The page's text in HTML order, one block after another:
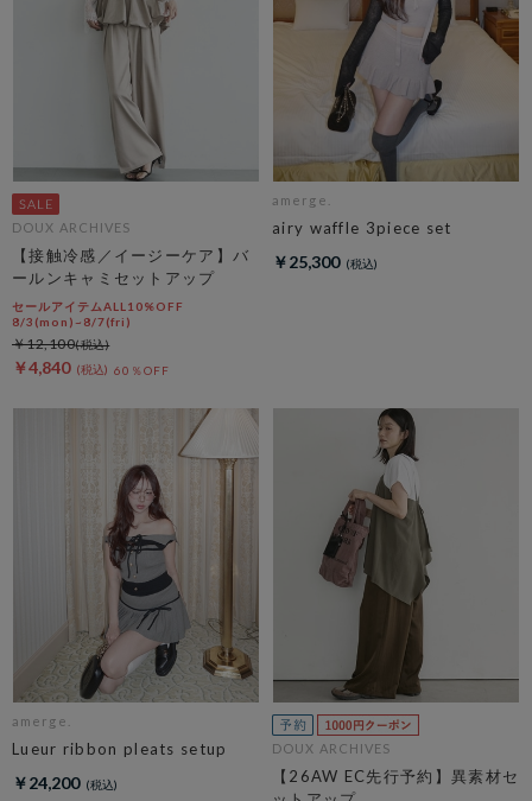
DOUX ARCHIVES
【接触冷感／イージーケア】バ
ールンキャミセットアップ
セールアイテムALL10%OFF
8/3(mon)~8/7(fri)
￥4,840 60％OFF
￥12,100
amerge.
airy waffle 3piece set
￥25,300
amerge.
Lueur ribbon pleats setup
￥24,200
DOUX ARCHIVES
【26AW EC先行予約】異素材セ